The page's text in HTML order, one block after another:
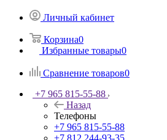
Личный кабинет
Корзина0
Избранные товары0
Сравнение товаров0
+7 965 815-55-88
Назад
Телефоны
+7 965 815-55-88
+7 812 244-93-35